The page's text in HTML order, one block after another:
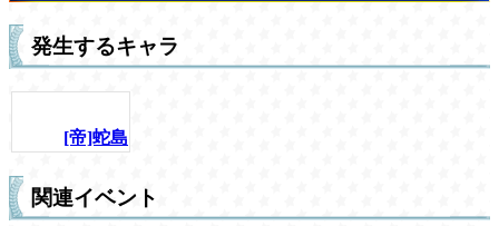
発生するキャラ
[帝]蛇島
関連イベント